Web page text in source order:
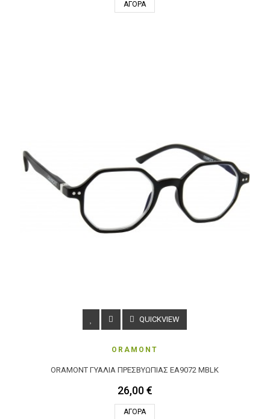
ΑΓΟΡΆ
QUICKVIEW
ORAMONT
ORAMONT ΓΥΑΛΙΆ ΠΡΕΣΒΥΩΠΊΑΣ EA9072 MBLK
26,00 €
ΑΓΟΡΆ